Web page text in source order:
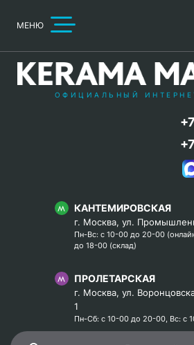
МЕНЮ
ОФИЦИАЛЬНЫЙ
КАНТЕМИРОВСКАЯ
г. Москва, ул.
Пн-Вс: с 10-00 до 20-00
до 18-00 (склад)
ПРОЛЕТАРСКАЯ
г. Москва, ул.
1
Пн-Сб: с 10-00 до 20-00, Вс: с